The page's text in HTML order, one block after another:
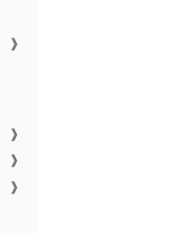
❱
❱
❱
❱